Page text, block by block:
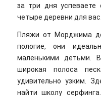
за три дня успеваете
четыре деревни для вас.
Пляжи от Морджима
пологие, они
маленькими детьми.
широкая полоса
удивительно узким.
найти школу